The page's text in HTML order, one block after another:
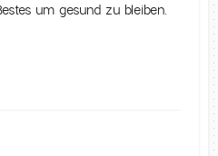
um gesund zu bleiben.